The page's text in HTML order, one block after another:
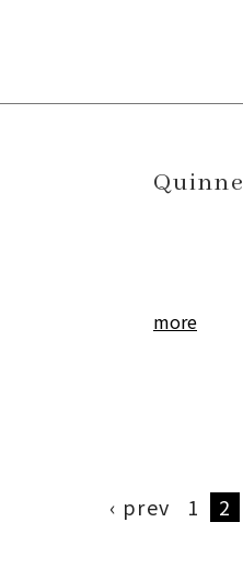
Quinne
more
‹ prev 1 2